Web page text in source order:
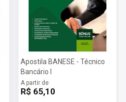
Apostila BANESE - Técnico
Bancário I
A partir de
R$ 65,10